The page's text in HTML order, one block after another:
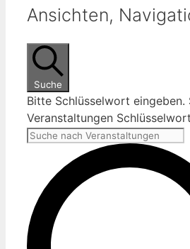
Ansichten,
Suche
Bitte Schlüsselwort eingeben.
Veranstaltungen